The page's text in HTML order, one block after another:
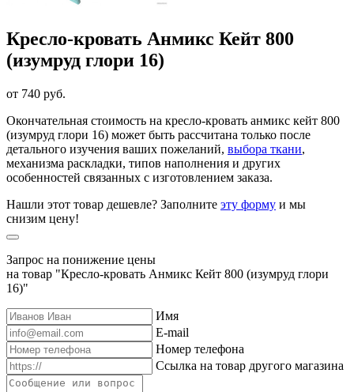
Кресло-кровать Анмикс Кейт 800
(изумруд глори 16)
от 740 руб.
Окончательная стоимость на кресло-кровать анмикс кейт 800
(изумруд глори 16) может быть рассчитана только после
детального изучения ваших пожеланий, выбора ткани,
механизма раскладки, типов наполнения и других
особенностей связанных с изготовлением заказа.
Нашли этот товар дешевле? Заполните эту форму и мы
снизим цену!
Запрос на понижение цены
на товар "Кресло-кровать Анмикс Кейт 800 (изумруд глори
16)"
Имя
E-mail
Номер телефона
Ссылка на товар другого магазина